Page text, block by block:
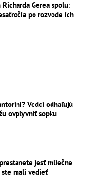
Richarda Gerea spolu:
po rozvode ich
Vedci odhaľujú
ovplyvniť sopku
jesť mliečne
ste mali vedieť